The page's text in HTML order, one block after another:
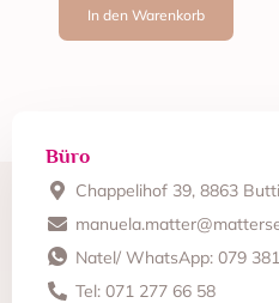
In den Warenkorb
Büro
Chappelihof 39, 8863
Natel/ WhatsApp: 079
Tel: 071 277 66 58